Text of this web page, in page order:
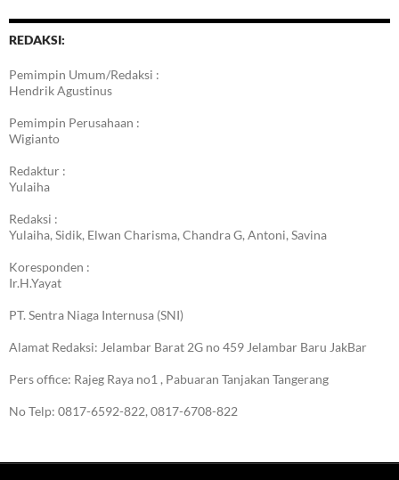
REDAKSI:
Pemimpin Umum/Redaksi :
Hendrik Agustinus
Pemimpin Perusahaan :
Wigianto
Redaktur :
Yulaiha
Redaksi :
Yulaiha, Sidik, Elwan Charisma, Chandra G, Antoni, Savina
Koresponden :
Ir.H.Yayat
PT. Sentra Niaga Internusa (SNI)
Alamat Redaksi: Jelambar Barat 2G no 459 Jelambar Baru JakBar
Pers office: Rajeg Raya no1 , Pabuaran Tanjakan Tangerang
No Telp: 0817-6592-822, 0817-6708-822